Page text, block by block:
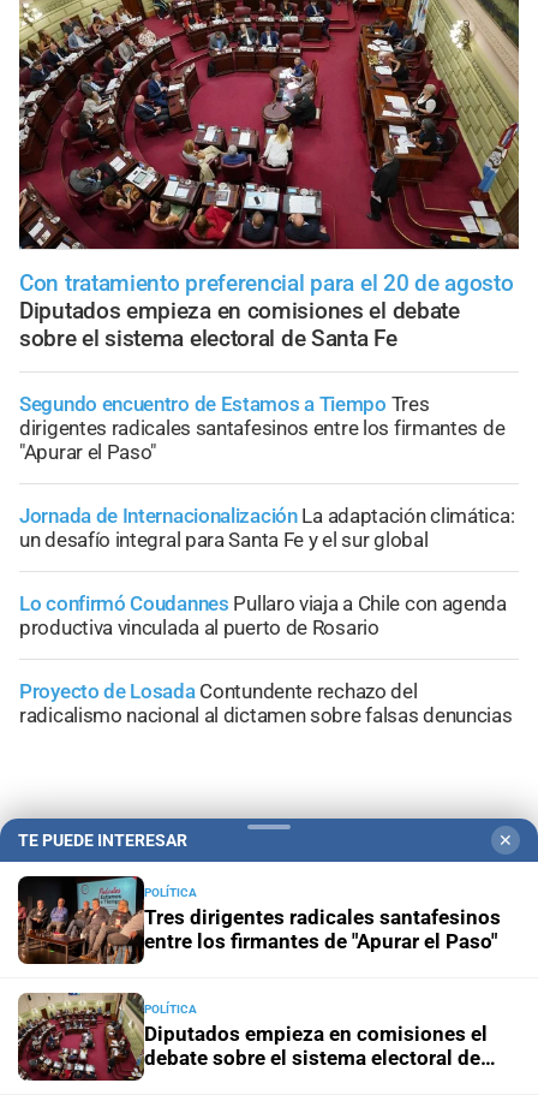
Con tratamiento preferencial para el 20 de agosto
Diputados empieza en comisiones el debate
sobre el sistema electoral de Santa Fe
Segundo encuentro de Estamos a Tiempo Tres
dirigentes radicales santafesinos entre los firmantes de
"Apurar el Paso"
Jornada de Internacionalización La adaptación climática:
un desafío integral para Santa Fe y el sur global
Lo confirmó Coudannes Pullaro viaja a Chile con agenda
productiva vinculada al puerto de Rosario
Proyecto de Losada Contundente rechazo del
radicalismo nacional al dictamen sobre falsas denuncias
+Área Metropolitana
TE PUEDE INTERESAR ✕
POLÍTICA
Tres dirigentes radicales santafesinos
entre los firmantes de "Apurar el Paso"
POLÍTICA
Diputados empieza en comisiones el
debate sobre el sistema electoral de